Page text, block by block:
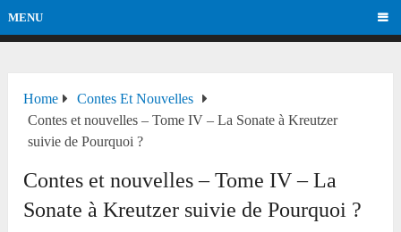
MENU
Home
Contes Et Nouvelles
Contes et nouvelles – Tome IV – La Sonate à Kreutzer
suivie de Pourquoi ?
Contes et nouvelles – Tome IV – La
Sonate à Kreutzer suivie de Pourquoi ?